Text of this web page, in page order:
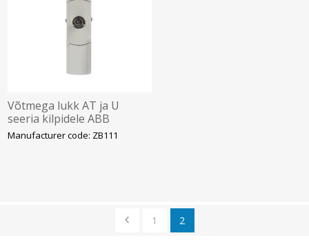
Võtmega lukk AT ja U
seeria kilpidele ABB
Manufacturer code: ZB111
1 2